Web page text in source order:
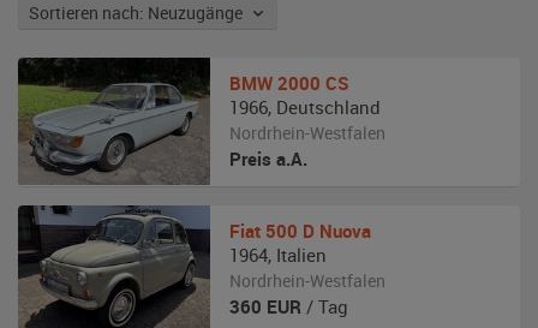
Sortieren nach: Neuzugänge
BMW 2000 CS
1966, Deutschland
Nordrhein-Westfalen
Preis a.A.
Fiat 500 D Nuova
1964, Italien
Nordrhein-Westfalen
360 EUR / Tag